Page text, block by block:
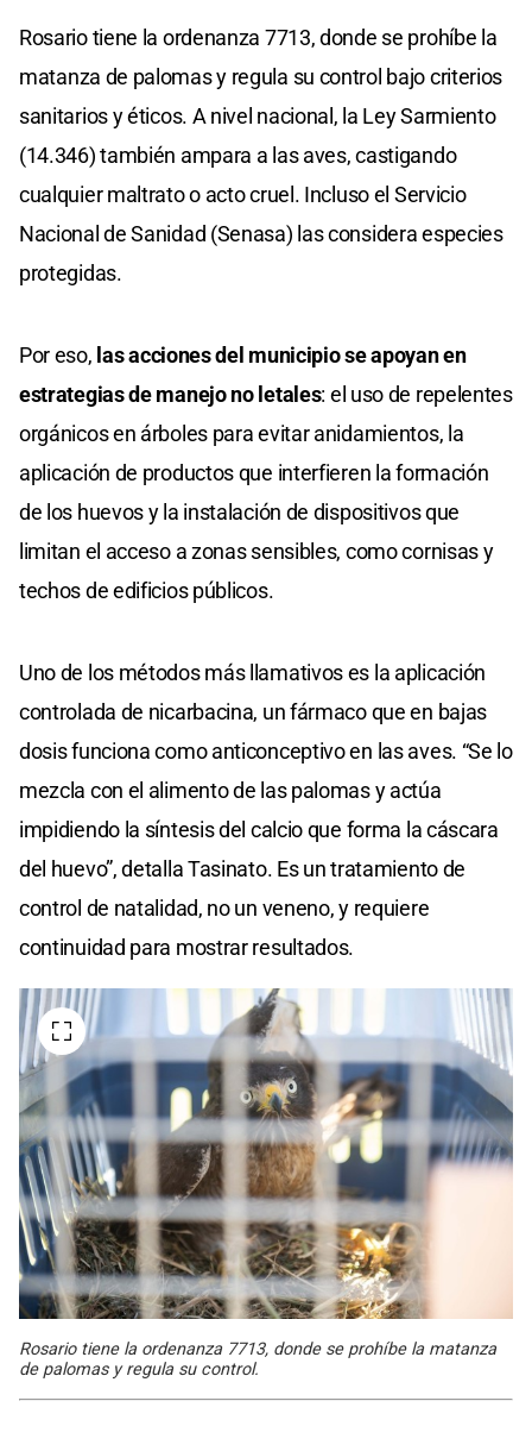
Rosario tiene la ordenanza 7713, donde se prohíbe la
matanza de palomas y regula su control bajo criterios
sanitarios y éticos. A nivel nacional, la Ley Sarmiento
(14.346) también ampara a las aves, castigando
cualquier maltrato o acto cruel. Incluso el Servicio
Nacional de Sanidad (Senasa) las considera especies
protegidas.
Por eso, las acciones del municipio se apoyan en
estrategias de manejo no letales: el uso de repelentes
orgánicos en árboles para evitar anidamientos, la
aplicación de productos que interfieren la formación
de los huevos y la instalación de dispositivos que
limitan el acceso a zonas sensibles, como cornisas y
techos de edificios públicos.
Uno de los métodos más llamativos es la aplicación
controlada de nicarbacina, un fármaco que en bajas
dosis funciona como anticonceptivo en las aves. “Se lo
mezcla con el alimento de las palomas y actúa
impidiendo la síntesis del calcio que forma la cáscara
del huevo”, detalla Tasinato. Es un tratamiento de
control de natalidad, no un veneno, y requiere
continuidad para mostrar resultados.
Rosario tiene la ordenanza 7713, donde se prohíbe la matanza
de palomas y regula su control.